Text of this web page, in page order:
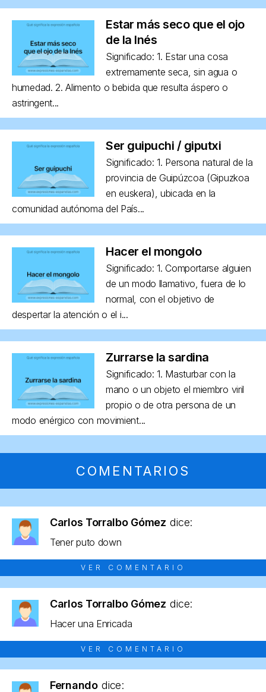
Estar más seco que el ojo
de la Inés
Significado: 1. Estar una cosa
extremamente seca, sin agua o
humedad. 2. Alimento o bebida que resulta áspero o
astringent...
Ser guipuchi / giputxi
Significado: 1. Persona natural de la
provincia de Guipúzcoa (Gipuzkoa
en euskera), ubicada en la
comunidad autónoma del País...
Hacer el mongolo
Significado: 1. Comportarse alguien
de un modo llamativo, fuera de lo
normal, con el objetivo de
despertar la atención o el i...
Zurrarse la sardina
Significado: 1. Masturbar con la
mano o un objeto el miembro viril
propio o de otra persona de un
modo enérgico con movimient...
COMENTARIOS
Carlos Torralbo Gómez dice:
Tener puto down
VER COMENTARIO
Carlos Torralbo Gómez dice:
Hacer una Enricada
VER COMENTARIO
Fernando dice: